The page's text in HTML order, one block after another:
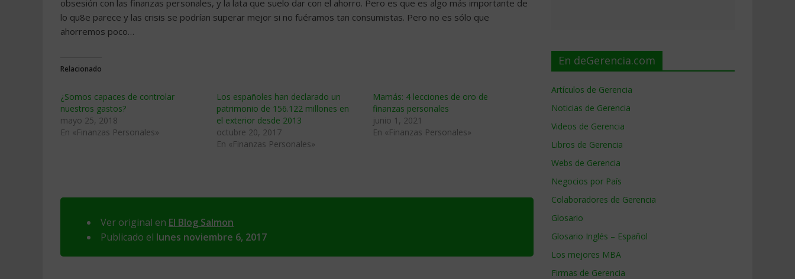
obsesión con las finanzas personales, y la lata que suelo dar con el ahorro. Pero es que es algo más importante de
lo qu8e parece y las crisis se podrían superar mejor si no fuéramos tan consumistas. Pero no es sólo que
ahorremos poco…
Relacionado
¿Somos capaces de controlar
nuestros gastos?
mayo 25, 2018
En «Finanzas Personales»
Los españoles han declarado un
patrimonio de 156.122 millones en
el exterior desde 2013
octubre 20, 2017
En «Finanzas Personales»
Mamás: 4 lecciones de oro de
finanzas personales
junio 1, 2021
En «Finanzas Personales»
Ver original en El Blog Salmon
Publicado el lunes noviembre 6, 2017
En deGerencia.com
Artículos de Gerencia
Noticias de Gerencia
Videos de Gerencia
Libros de Gerencia
Webs de Gerencia
Negocios por País
Colaboradores de Gerencia
Glosario
Glosario Inglés – Español
Los mejores MBA
Firmas de Gerencia